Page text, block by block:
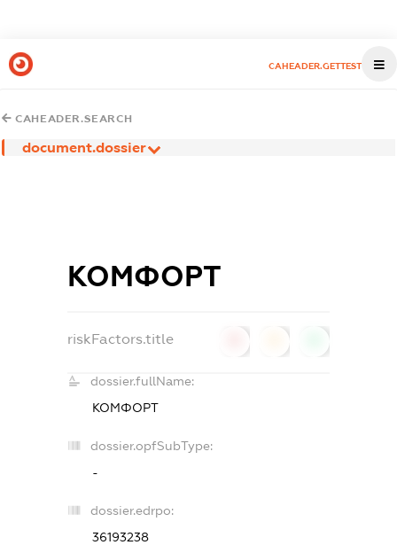
CAHEADER.GETTEST
CAHEADER.SEARCH
document.dossier
КОМФОРТ
riskFactors.title
dossier.fullName:
КОМФОРТ
dossier.opfSubType:
-
dossier.edrpo:
36193238